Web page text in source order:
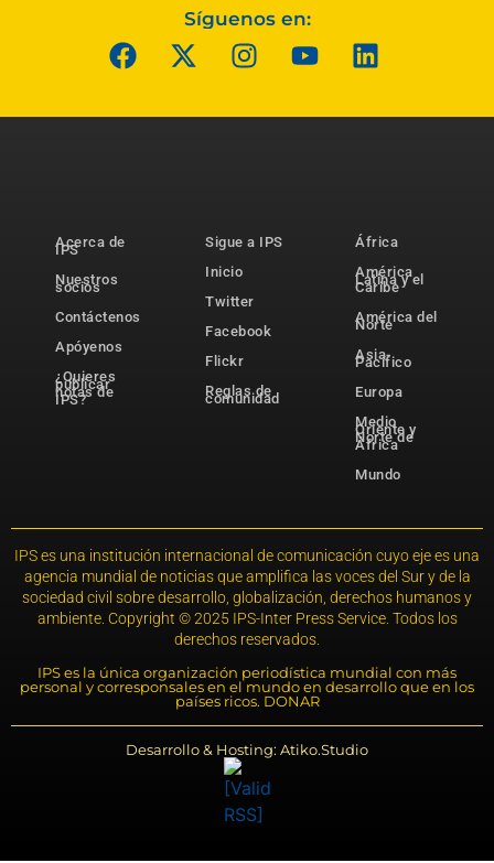
Síguenos en:
Acerca de
IPS
Nuestros
socios
Contáctenos
Apóyenos
¿Quieres
publicar
notas de
IPS?
Sigue a IPS
Inicio
Twitter
Facebook
Flickr
Reglas de
comunidad
África
América
Latina y el
Caribe
América del
Norte
Asia-
Pacífico
Europa
Medio
Oriente y
Norte de
África
Mundo
IPS es una institución internacional de comunicación cuyo eje es una
agencia mundial de noticias que amplifica las voces del Sur y de la
sociedad civil sobre desarrollo, globalización, derechos humanos y
ambiente. Copyright © 2025 IPS-Inter Press Service. Todos los
derechos reservados.
IPS es la única organización periodística mundial con más
personal y corresponsales en el mundo en desarrollo que en los
países ricos. DONAR
Desarrollo & Hosting: Atiko.Studio